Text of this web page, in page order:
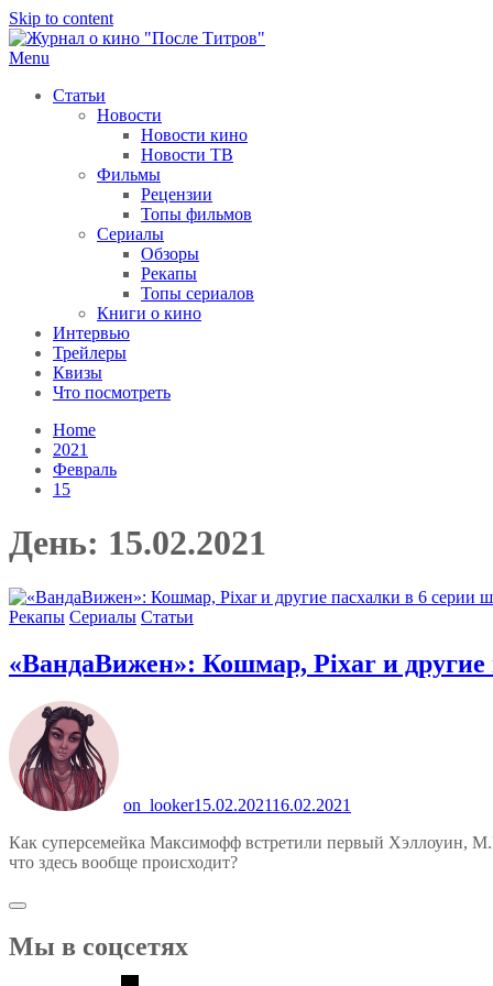
Skip to content
Menu
Статьи
Новости
Новости кино
Новости ТВ
Фильмы
Рецензии
Топы фильмов
Сериалы
Обзоры
Рекапы
Топы сериалов
Книги о кино
Интервью
Трейлеры
Квизы
Что посмотреть
Home
2021
Февраль
15
День: 15.02.2021
Рекапы Сериалы Статьи
«ВандаВижен»: Кошмар, Pixar и
on_looker15.02.202116.02.2021
Как суперсемейка Максимофф встретили первый Хэллоуин,
что здесь вообще происходит?
Мы в соцсетях